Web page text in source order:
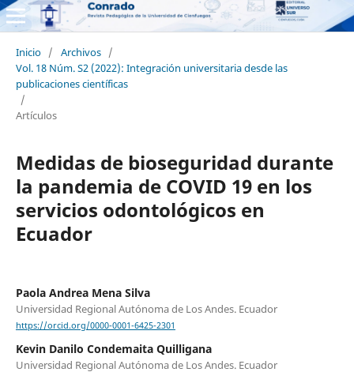
Inicio / Archivos /
Vol. 18 Núm. S2 (2022): Integración universitaria desde las
publicaciones científicas
/
Artículos
Medidas de bioseguridad durante
la pandemia de COVID 19 en los
servicios odontológicos en
Ecuador
Paola Andrea Mena Silva
Universidad Regional Autónoma de Los Andes. Ecuador
https://orcid.org/0000-0001-6425-2301
Kevin Danilo Condemaita Quilligana
Universidad Regional Autónoma de Los Andes. Ecuador